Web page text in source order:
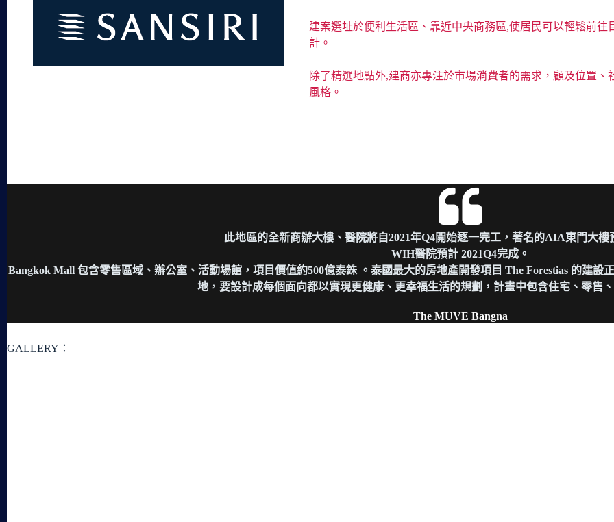
建案選址於便利生活區、靠近中央商務區,使居民可以輕鬆前
計。
除了精選地點外,建商亦專注於市場消費者的需求，顧及位置
風格。
此地區的全新商辦大樓、醫院將自2021年Q4開始逐一完工，著名的AIA東門大樓
WIH醫院預計 2021Q4完成。
Bangkok Mall 包含零售區域、辦公室、活動場館，項目價值約500億泰銖 。泰國最大的房地產開發項目 The Forestias 的建設
地，要設計成每個面向都以實現更健康、更幸福生活的規劃，計畫中包含住宅、零售
The MUVE Bangna
GALLERY：